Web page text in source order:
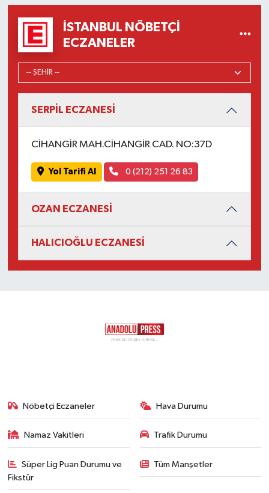
İSTANBUL NÖBETÇI
ECZANELER
SERPİL ECZANESİ
CİHANGİR MAH.CİHANGİR CAD. NO:37D
Yol Tarifi Al 0 (212) 251 26 83
OZAN ECZANESİ
HALICIOĞLU ECZANESİ
Nöbetçi Eczaneler Hava Durumu
Namaz Vakitleri Trafik Durumu
Süper Lig Puan Durumu ve
Fikstür
Tüm Manşetler